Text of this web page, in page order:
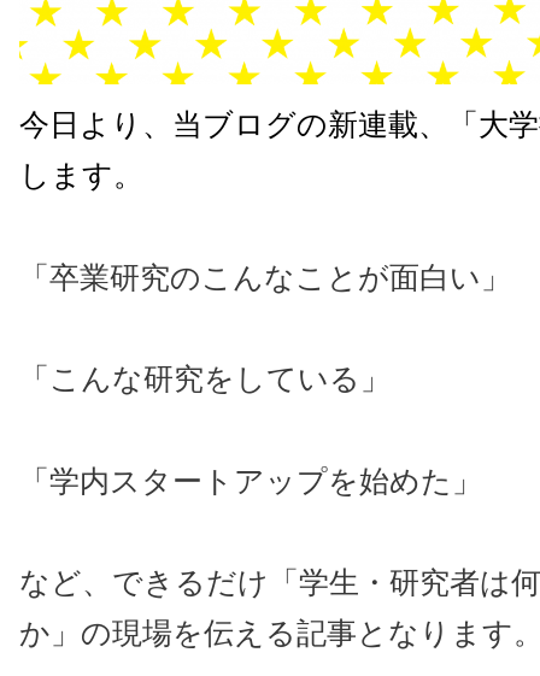
今日より、当ブログの新連載、「大
します。
「卒業研究のこんなことが面白い」
「こんな研究をしている」
「学内スタートアップを始めた」
など、できるだけ「学生・研究者は
か」の現場を伝える記事となります